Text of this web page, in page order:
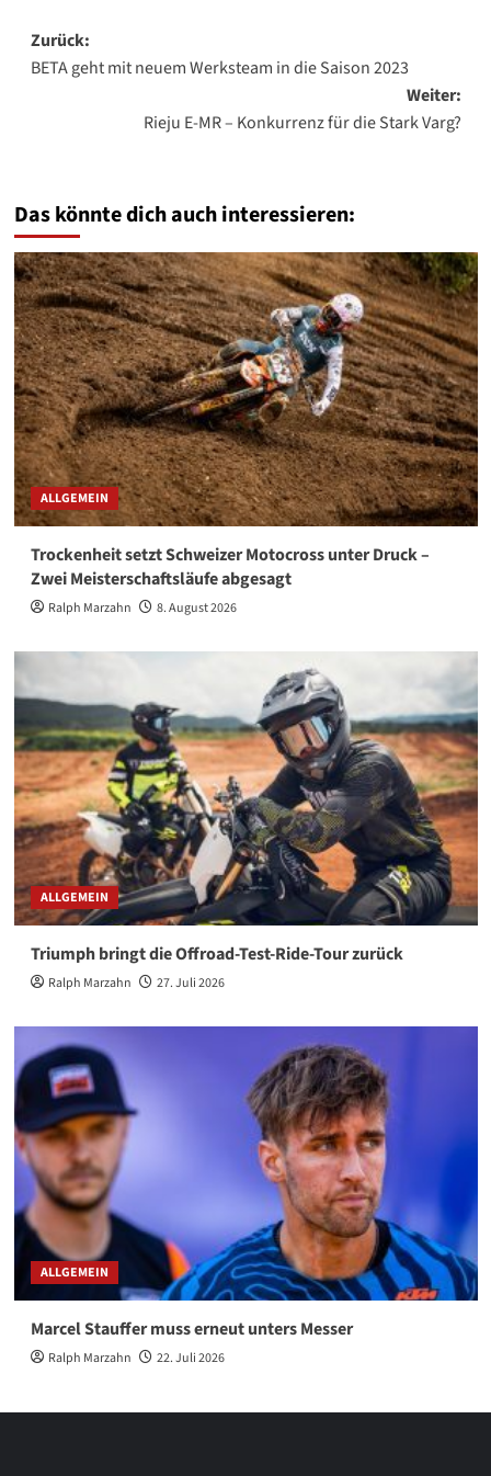
Beitragsnavigation
Zurück:
BETA geht mit neuem Werksteam in die Saison 2023
Weiter:
Rieju E-MR – Konkurrenz für die Stark Varg?
Das könnte dich auch interessieren:
ALLGEMEIN
Trockenheit setzt Schweizer Motocross unter Druck –
Zwei Meisterschaftsläufe abgesagt
Ralph Marzahn 8. August 2026
ALLGEMEIN
Triumph bringt die Offroad-Test-Ride-Tour zurück
Ralph Marzahn 27. Juli 2026
ALLGEMEIN
Marcel Stauffer muss erneut unters Messer
Ralph Marzahn 22. Juli 2026